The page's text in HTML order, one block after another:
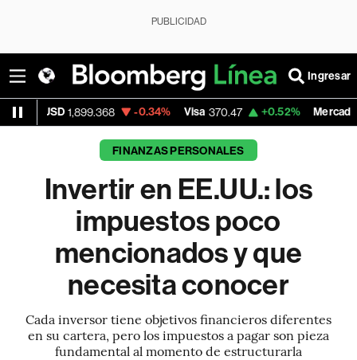
PUBLICIDAD
Ingresar
-0.34% Visa 370.47 +0.52% MercadoLibre 1,824.26
FINANZAS PERSONALES
Invertir en EE.UU.: los
impuestos poco
mencionados y que
necesita conocer
Cada inversor tiene objetivos financieros diferentes
en su cartera, pero los impuestos a pagar son pieza
fundamental al momento de estructurarla